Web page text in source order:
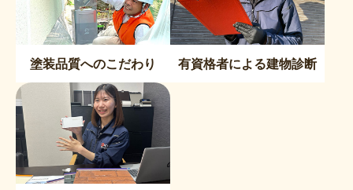
塗装品質へのこだわり 有資格者による建物診断